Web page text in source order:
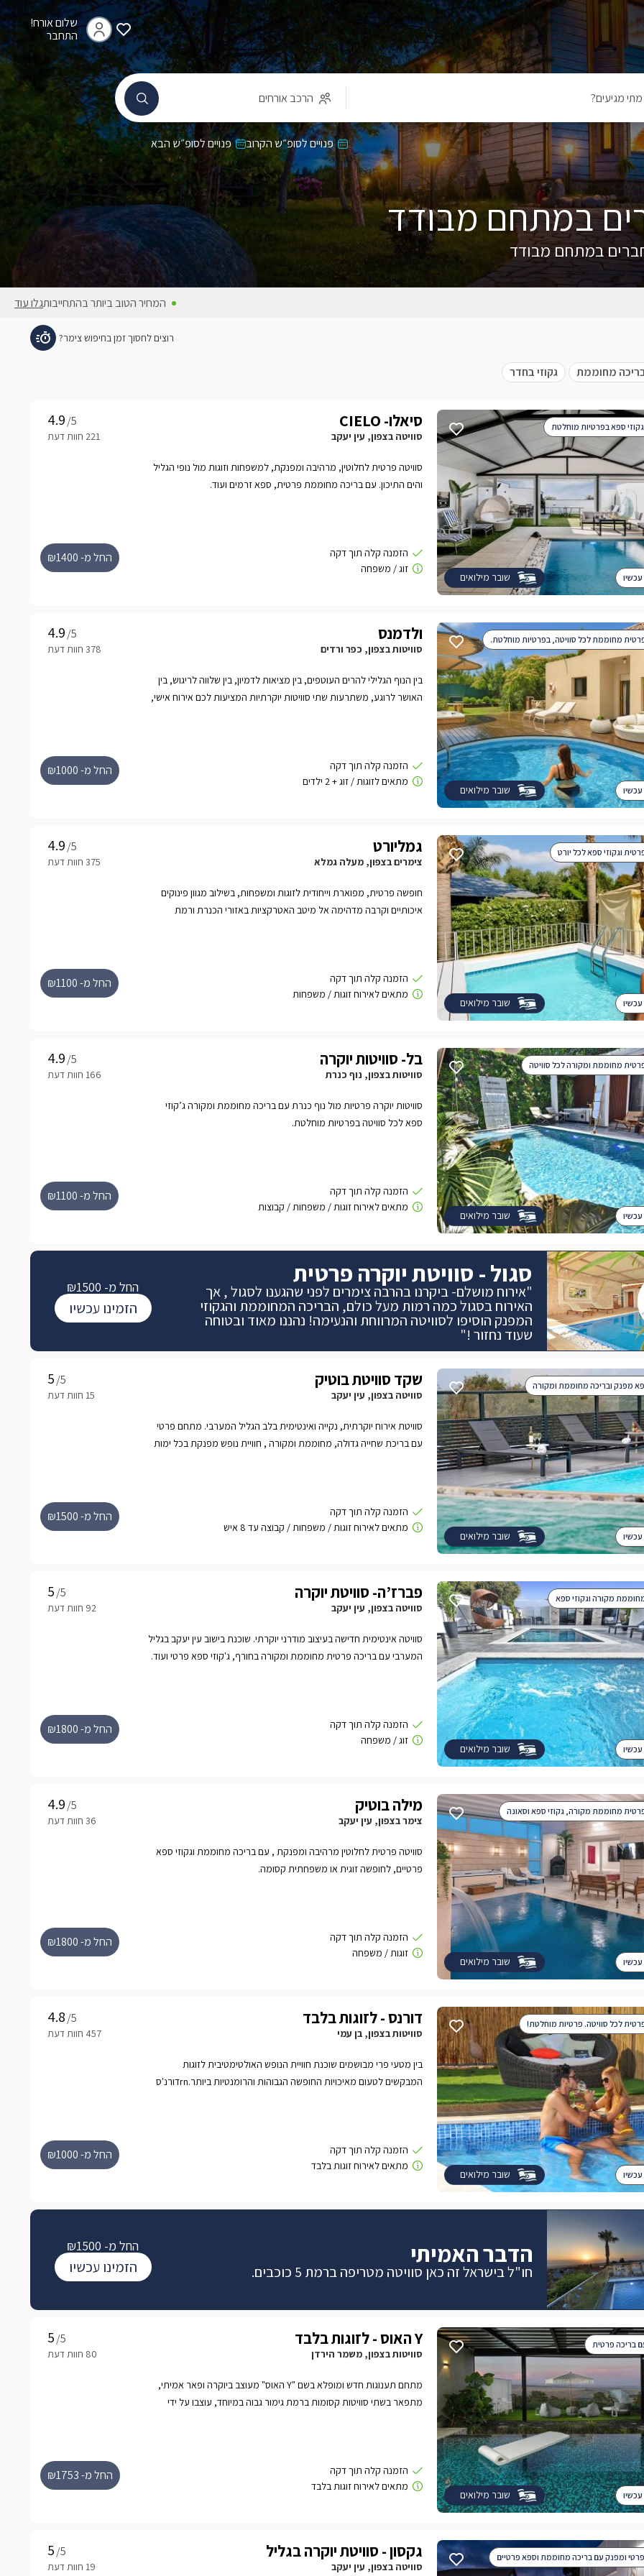
שלום אורח!
התחבר
מתי מגיעים? הרכב אורחים
במתחם מבודד
חברים במתחם מבודד
פנויים לסופ״ש הקרוב פנויים לסופ״ש הבא
המחיר הטוב ביותר בהתחייבותגלו עוד
מחוממת גקוזי בחדר
שובר מילואים
סיאלו- CIELO /5
סוויטה בצפון, עין יעקב
סוויטה פרטית לחלוטין, מרהיבה ומפנקת, למשפחות וזוגות מול נופי הגליל
והים התיכון. עם בריכה מחוממת פרטית, ספא זרמים ועוד.
החל מ- ₪1400
ספא בפרטיות מוחלטת
שובר מילואים
ולדמנס /5
סוויטות בצפון, כפר ורדים
בין הנוף הגלילי להרים העוטפים, בין מציאות לדמיון, בין שלווה לריגוש, בין
האושר לרוגע, משתרעות שתי סוויטות יוקרתיות המציעות לכם אירוח אישי,
ומציעות לאורחיהן עיצוב יוקרתי מרהיב, בר פינוקים עשיר מכל טוב, שימוש
בריהוט איכותי ומתחם גן פרטי לכל סוויטה הכולל בריכה מפנקת ומחוממת,
החל מ- ₪1000
מחוממת לכל סוויטה, בפרטיות מוחלטת.
שובר מילואים
גמליורט /5
צימרים בצפון, מעלה גמלא
חופשה פרטית, מפוארת וייחודית לזוגות ומשפחות, בשילוב מגוון פינוקים
איכותיים וקרבה מדהימה אל מיטב האטרקציות באזורי הכנרת ורמת
אחת משתי הסוויטות מצפה גן פרטי מטופח משלה, הכולל בריכת שחייה
גדולה ולצידה האט טאב מחמם ומפנק
החל מ- ₪1100
וגקוזי ספא לכל יורט
שובר מילואים
בל- סוויטות יוקרה /5
סוויטות בצפון, נוף כנרת
סוויטות יוקרה פרטיות מול נוף כנרת עם בריכה מחוממת ומקורה ג’קוזי
ספא לכל סוויטה בפרטיות מוחלטת.
החל מ- ₪1100
מחוממת ומקורה לכל סוויטה
שובר מילואים
שקד סוויטת בוטיק /5
סוויטה בצפון, עין יעקב
סוויטת אירוח יוקרתית, נקייה ואינטימית בלב הגליל המערבי. מתחם פרטי
עם בריכת שחייה גדולה, מחוממת ומקורה , חוויית נופש מפנקת בכל ימות
החל מ- ₪1500
מפנק ובריכה מחוממת ומקורה
שובר מילואים
פברז’ה- סוויטת יוקרה /5
סוויטה בצפון, עין יעקב
סוויטה אינטימית חדישה בעיצוב מודרני יוקרתי. שוכנת בישוב עין יעקב בגליל
המערבי עם בריכה פרטית מחוממת ומקורה בחורף, ג'קוזי ספא פרטי ועוד.
החל מ- ₪1800
מקורה וגקוזי ספא
שובר מילואים
מילה בוטיק /5
צימר בצפון, עין יעקב
סוויטה פרטית לחלוטין מרהיבה ומפנקת , עם בריכה מחוממת וגקוזי ספא
פרטיים, לחופשה זוגית או משפחתית קסומה.
החל מ- ₪1800
מחוממת מקורה, גקוזי ספא וסאונה
שובר מילואים
דורנס - לזוגות בלבד /5
סוויטות בצפון, בן עמי
בין מטעי פרי מבושמים שוכנת חוויית הנופש האולטימטיבית לזוגות
המבקשים לטעום מאיכויות החופשה הגבוהות והרומנטיות ביותר.rnדורנ'ס
פינוקים.rn rnהסוויטות אינטימיות ומבודדות לחלוטין האחת מהשניה כאשר
כל אחת גובלת בגדר גבוהה ואלגנטית לשמירת הפרטיות.
החל מ- ₪1000
לכל סוויטה. פרטיות מוחלטת!
שובר מילואים
Y האוס - לזוגות בלבד /5
סוויטות בצפון, משמר הירדן
מתחם תענוגות חדש ומופלא בשם "Y האוס" מעוצב ביוקרה ופאר אמיתי,
מתפאר בשתי סוויטות קסומות ברמת גימור גבוה במיוחד, עוצבו על ידי
במושב המיוחד משמר הירדן בלב הגליל המרהיב, עם נופים קסומים ואוויר
החל מ- ₪1753
בריכה פרטית
גקסון - סוויטת יוקרה בגליל /5
סוויטה בצפון, עין יעקב
פרטי ומפנק עם בריכה מחוממת וספא פרטיים
סגול - סוויטת יוקרה פרטית
"אירוח מושלם- ביקרנו בהרבה צימרים לפני שהגענו לסגול , אך
האירוח בסגול כמה רמות מעל כולם, הבריכה המחוממת והגקוזי
המפנק הוסיפו לסוויטה המרווחת והנעימה! נהננו מאוד ובטוחה
שעוד נחזור !"
החל מ- ₪1500
הזמינו עכשיו
הדבר האמיתי
חו"ל בישראל זה כאן סוויטה מטריפה ברמת 5 כוכבים.
החל מ- ₪1500
הזמינו עכשיו